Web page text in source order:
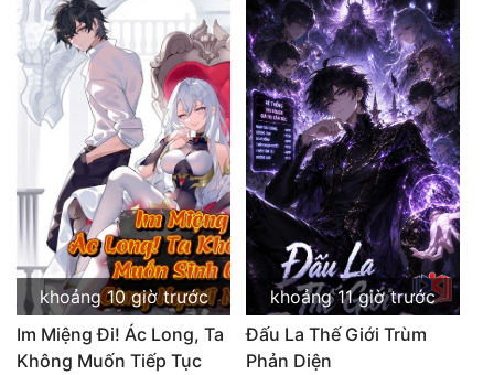
khoảng 10 giờ trước
Im Miệng Đi! Ác Long, Ta
Không Muốn Tiếp Tục
khoảng 11 giờ trước
Đấu La Thế Giới Trùm
Phản Diện